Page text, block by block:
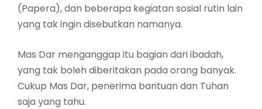
(Papera), dan beberapa kegiatan sosial rutin lain
yang tak ingin disebutkan namanya.
Mas Dar menganggap itu bagian dari ibadah,
yang tak boleh diberitakan pada orang banyak.
Cukup Mas Dar, penerima bantuan dan Tuhan
saja yang tahu.